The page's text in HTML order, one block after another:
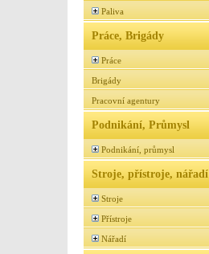
Paliva
Práce, Brigády
Práce
Brigády
Pracovní agentury
Podnikání, Průmysl
Podnikání, průmysl
Stroje, přístroje, nářadí
Stroje
Přístroje
Nářadí